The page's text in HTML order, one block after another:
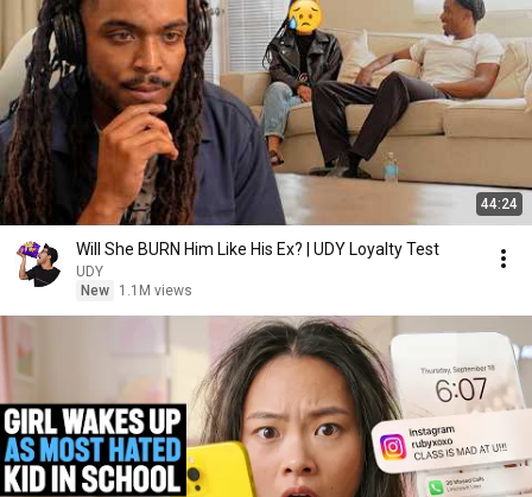
44:24
Will She BURN Him Like His Ex? | UDY Loyalty Test
UDY
New
1.1M views